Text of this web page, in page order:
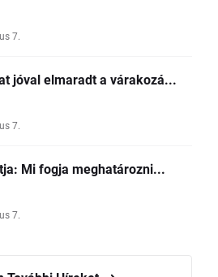
7.
jóval elmaradt a várakozá...
7.
Mi fogja meghatározni...
7.